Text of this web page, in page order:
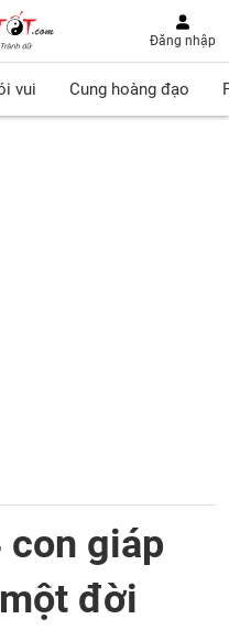
Đăng nhập
vui Cung hoàng đạo
con giáp
đời